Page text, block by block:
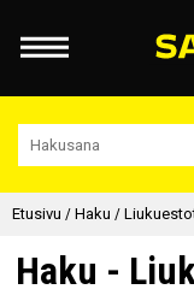
Etusivu / Haku /
Haku -